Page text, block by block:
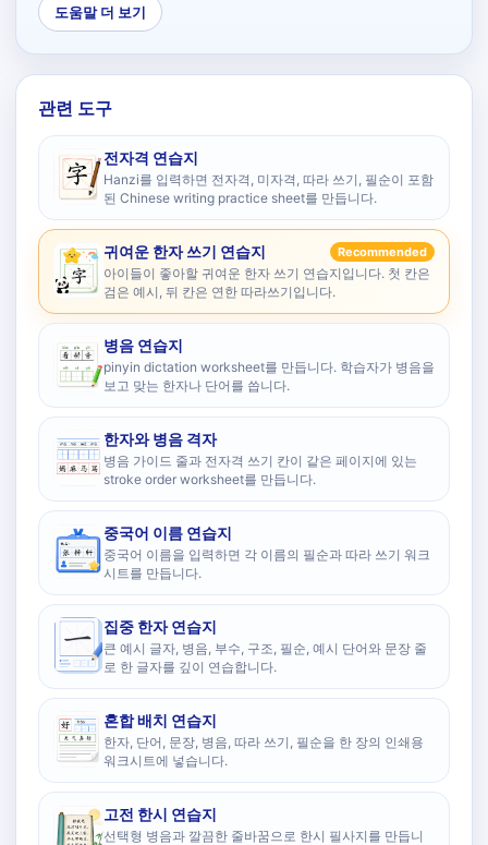
도움말 더 보기
관련 도구
전자격 연습지
Hanzi를 입력하면 전자격, 미자격, 따라 쓰기, 필순이 포함
된 Chinese writing practice sheet를 만듭니다.
귀여운 한자 쓰기 연습지 Recommended
아이들이 좋아할 귀여운 한자 쓰기 연습지입니다. 첫 칸은
검은 예시, 뒤 칸은 연한 따라쓰기입니다.
병음 연습지
pinyin dictation worksheet를 만듭니다. 학습자가 병음을
보고 맞는 한자나 단어를 씁니다.
한자와 병음 격자
병음 가이드 줄과 전자격 쓰기 칸이 같은 페이지에 있는
stroke order worksheet를 만듭니다.
중국어 이름 연습지
중국어 이름을 입력하면 각 이름의 필순과 따라 쓰기 워크
시트를 만듭니다.
집중 한자 연습지
큰 예시 글자, 병음, 부수, 구조, 필순, 예시 단어와 문장 줄
로 한 글자를 깊이 연습합니다.
혼합 배치 연습지
한자, 단어, 문장, 병음, 따라 쓰기, 필순을 한 장의 인쇄용
워크시트에 넣습니다.
고전 한시 연습지
선택형 병음과 깔끔한 줄바꿈으로 한시 필사지를 만듭니